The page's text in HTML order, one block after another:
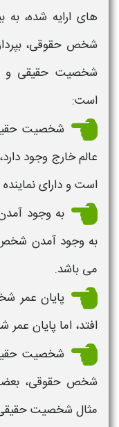
های ارایه شده،
شخص حقوقی،
شخصیت حقیقی
است:
شخصیت
عالم خارج وجود
است و دارای
به وجود
به وجود آمدن
می باشد.
پایان عمر
افتد، اما پایان عمر
شخصیت
شخص حقوقی،
مثال شخصیت